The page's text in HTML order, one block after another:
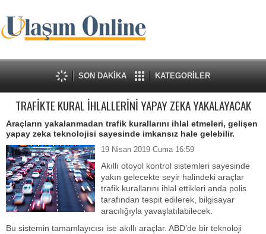
SON DAKİKA KATEGORİLER
TRAFİKTE KURAL İHLALLERİNİ YAPAY ZEKA YAKALAYACAK
Araçların yakalanmadan trafik kurallarını ihlal etmeleri, gelişen
yapay zeka teknolojisi sayesinde imkansız hale gelebilir.
19 Nisan 2019 Cuma 16:59
Akıllı otoyol kontrol sistemleri sayesinde
yakın gelecekte seyir halindeki araçlar
trafik kurallarını ihlal ettikleri anda polis
tarafından tespit edilerek, bilgisayar
aracılığıyla yavaşlatılabilecek.
Bu sistemin tamamlayıcısı ise akıllı araçlar. ABD’de bir teknoloji